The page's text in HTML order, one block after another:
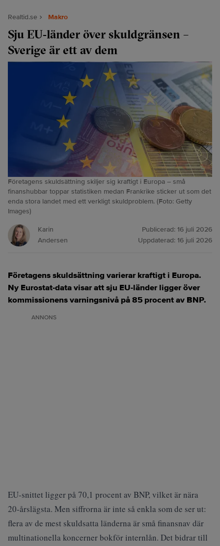
Realtid.se Makro
Sju EU‑länder över skuldgränsen –
Sverige är ett av dem
Företagens skuldsättning skiljer sig kraftigt i Europa – små
finanshubbar toppar statistiken medan Frankrike sticker ut som det
enda stora landet med ett verkligt skuldproblem. (Foto: Getty
Images)
Karin
Andersen
Publicerad: 16 juli 2026
Uppdaterad: 16 juli 2026
Företagens skuldsättning varierar kraftigt i Europa.
Ny Eurostat‑data visar att sju EU‑länder ligger över
kommissionens varningsnivå på 85 procent av BNP.
ANNONS
EU‑snittet ligger på 70,1 procent av BNP, vilket är nära
20‑årslägsta. Men siffrorna är inte så enkla som de ser ut:
flera av de mest skuldsatta länderna är små finansnav där
multinationella koncerner bokför internlån. Det bidrar till